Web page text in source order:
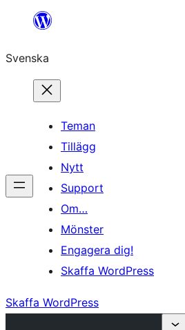
Hoppa
innehåll
Svenska
Teman
Tillägg
Nytt
Support
Om…
Mönster
Engagera dig!
Skaffa WordPress
Skaffa WordPress